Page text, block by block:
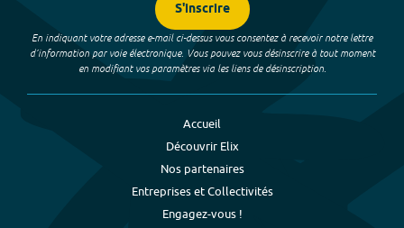
S'inscrire
En indiquant votre adresse e-mail ci-dessus vous consentez à recevoir notre lettre
d’information par voie électronique. Vous pouvez vous désinscrire à tout moment
en modifiant vos paramètres via les liens de désinscription.
Accueil
Découvrir Elix
Nos partenaires
Entreprises et Collectivités
Engagez-vous !